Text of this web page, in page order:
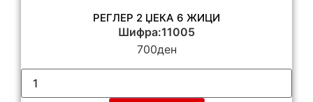
РЕГЛЕР 2 ЏЕКА 6 ЖИЦИ
Шифра:11005
700ден